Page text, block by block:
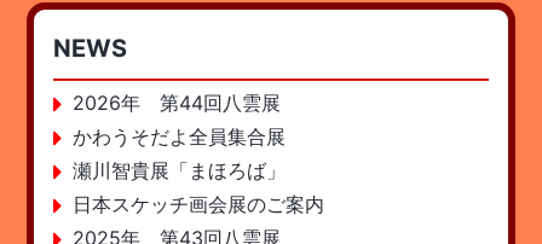
NEWS
2026年 第44回八雲展
かわうそだよ全員集合展
瀬川智貴展「まほろば」
日本スケッチ画会展のご案内
2025年 第43回八雲展